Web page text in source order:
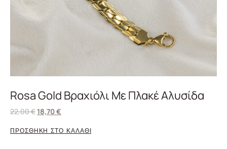
Rosa Gold Βραχιόλι Με Πλακέ Αλυσίδα
22,00€ 18,70€
ΠΡΟΣΘΗΚΗ ΣΤΟ ΚΑΛΑΘΙ